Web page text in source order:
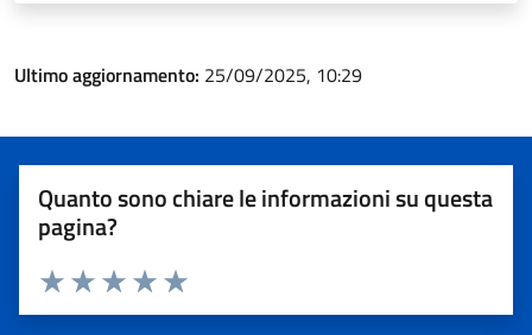
Ultimo aggiornamento: 25/09/2025, 10:29
Quanto sono chiare le informazioni su questa
pagina?
Valuta 5 stelle su 5
Valuta 4 stelle su 5
Valuta 3 stelle su 5
Valuta 2 stelle su 5
Valuta 1 stelle su 5